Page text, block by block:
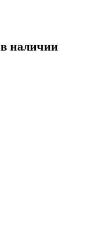
в наличии